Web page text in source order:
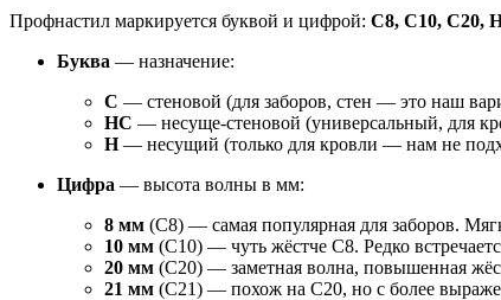
Профнастил маркируется буквой и цифрой: C8, C10, C20,
Буква — назначение:
C — стеновой (для заборов, стен — это наш
HC — несуще-стеновой (универсальный, для
H— несущий (только для кровли — нам не
Цифра — высота волны в мм:
8 мм (С8) — самая популярная для заборов.
10 мм (С10) — чуть жёстче С8. Редко
20 мм (С20) — заметная волна, повышенная
21 мм (С21) — похож на С20, но с более